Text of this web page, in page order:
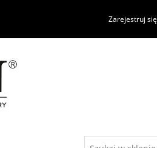
Zarejestruj się